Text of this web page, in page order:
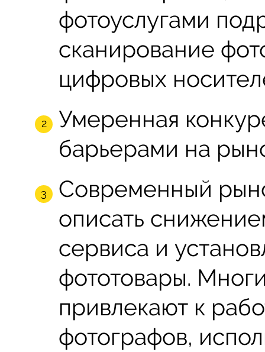
фотоуслугами
сканирование
цифровых
Умеренная
барьерами на
Современный
описать
сервиса и
фототовары.
привлекают к
фотографов,